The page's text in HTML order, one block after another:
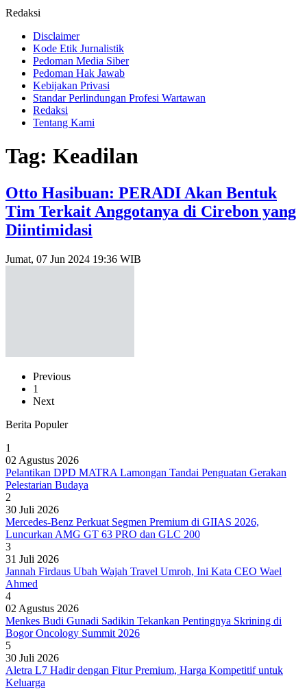
Redaksi
Disclaimer
Kode Etik Jurnalistik
Pedoman Media Siber
Pedoman Hak Jawab
Kebijakan Privasi
Standar Perlindungan Profesi Wartawan
Redaksi
Tentang Kami
Tag: Keadilan
Otto Hasibuan: PERADI Akan Bentuk
Tim Terkait Anggotanya di Cirebon yang
Diintimidasi
Jumat, 07 Jun 2024 19:36 WIB
Previous
1
Next
Berita Populer
1
02 Agustus 2026
Pelantikan DPD MATRA Lamongan Tandai Penguatan Gerakan
Pelestarian Budaya
2
30 Juli 2026
Mercedes-Benz Perkuat Segmen Premium di GIIAS 2026,
Luncurkan AMG GT 63 PRO dan GLC 200
3
31 Juli 2026
Jannah Firdaus Ubah Wajah Travel Umroh, Ini Kata CEO Wael
Ahmed
4
02 Agustus 2026
Menkes Budi Gunadi Sadikin Tekankan Pentingnya Skrining di
Bogor Oncology Summit 2026
5
30 Juli 2026
Aletra L7 Hadir dengan Fitur Premium, Harga Kompetitif untuk
Keluarga